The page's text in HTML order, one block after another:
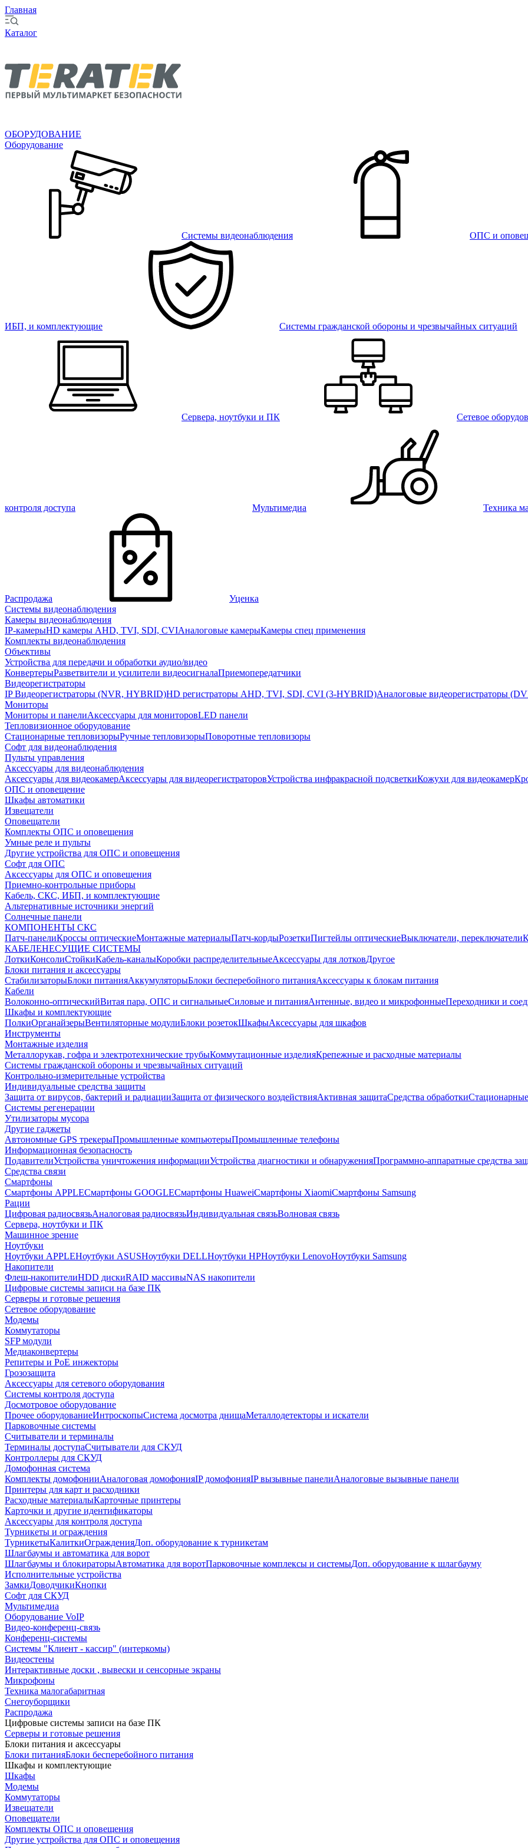
Главная
Каталог
ОБОРУДОВАНИЕ
Оборудование
Системы видеонаблюдения ОПС и
ИБП, и комплектующие Системы гражданской обороны и чрезвычайных ситуаций
Сервера, ноутбуки и ПК Сетевое
контроля доступа Мультимедиа Техника
Распродажа
Уценка
Системы видеонаблюдения
Камеры видеонаблюдения
IP-камерыHD камеры AHD, TVI, SDI, CVIАналоговые камерыКамеры спец применения
Комплекты видеонаблюдения
Объективы
Устройства для передачи и обработки аудио/видео
КонвертерыРазветвители и усилители видеосигналаПриемопередатчики
Видеорегистраторы
IP Видеорегистраторы (NVR, HYBRID)HD регистраторы AHD, TVI, SDI, CVI (3-HYBRID)Аналоговые видеорегистраторы
Мониторы
Мониторы и панелиАксессуары для мониторовLED панели
Тепловизионное оборудование
Стационарные тепловизорыРучные тепловизорыПоворотные тепловизоры
Софт для видеонаблюдения
Пульты управления
Аксессуары для видеонаблюдения
Аксессуары для видеокамерАксессуары для видеорегистраторовУстройства инфракрасной подсветкиКожухи для видеокамер
ОПС и оповещение
Шкафы автоматики
Извещатели
Оповещатели
Комплекты ОПС и оповещения
Умные реле и пульты
Другие устройства для ОПС и оповещения
Софт для ОПС
Аксессуары для ОПС и оповещения
Приемно-контрольные приборы
Кабель, СКС, ИБП, и комплектующие
Альтернативные источники энергий
Солнечные панели
КОМПОНЕНТЫ СКС
Патч-панелиКроссы оптическиеМонтажные материалыПатч-кордыРозеткиПигтейлы оптическиеВыключатели, переключатели
КАБЕЛЕНЕСУЩИЕ СИСТЕМЫ
ЛоткиКонсолиСтойкиКабель-каналыКоробки распределительныеАксессуары для лотковДругое
Блоки питания и аксессуары
СтабилизаторыБлоки питанияАккумуляторыБлоки бесперебойного питанияАксессуары к блокам питания
Кабели
Волоконно-оптическийВитая пара, ОПС и сигнальныеСиловые и питанияАнтенные, видео и микрофонныеПереходники и
Шкафы и комплектующие
ПолкиОрганайзерыВентиляторные модулиБлоки розетокШкафыАксессуары для шкафов
Инструменты
Монтажные изделия
Металлорукав, гофра и электротехнические трубыКоммутационные изделияКрепежные и расходные материалы
Системы гражданской обороны и чрезвычайных ситуаций
Контрольно-измерительные устройства
Индивидуальные средства защиты
Защита от вирусов, бактерий и радиацииЗащита от физического воздействияАктивная защитаСредства обработки
Системы регенерации
Утилизаторы мусора
Другие гаджеты
Автономные GPS трекерыПромышленные компьютерыПромышленные телефоны
Информационная безопасность
ПодавителиУстройства уничтожения информацииУстройства диагностики и обнаруженияПрограммно-аппаратные средства
Средства связи
Смартфоны
Смартфоны APPLEСмартфоны GOOGLEСмартфоны HuaweiСмартфоны XiaomiСмартфоны Samsung
Рации
Цифровая радиосвязьАналоговая радиосвязьИндивидуальная связьВолновая связь
Сервера, ноутбуки и ПК
Машинное зрение
Ноутбуки
Ноутбуки APPLEНоутбуки ASUSНоутбуки DELLНоутбуки HPНоутбуки LenovoНоутбуки Samsung
Накопители
Флеш-накопителиHDD дискиRAID массивыNAS накопители
Цифровые системы записи на базе ПК
Серверы и готовые решения
Сетевое оборудование
Модемы
Коммутаторы
SFP модули
Медиаконвертеры
Репитеры и PoE инжекторы
Грозозащита
Аксессуары для сетевого оборудования
Системы контроля доступа
Досмотровое оборудование
Прочее оборудованиеИнтроскопыСистема досмотра днищаМеталлодетекторы и искатели
Парковочные системы
Считыватели и терминалы
Терминалы доступаСчитыватели для СКУД
Контроллеры для СКУД
Домофонная система
Комплекты домофонииАналоговая домофонияIP домофонияIP вызывные панелиАналоговые вызывные панели
Принтеры для карт и расходники
Расходные материалыКарточные принтеры
Карточки и другие идентификаторы
Аксессуары для контроля доступа
Турникеты и ограждения
ТурникетыКалиткиОгражденияДоп. оборудование к турникетам
Шлагбаумы и автоматика для ворот
Шлагбаумы и блокираторыАвтоматика для воротПарковочные комплексы и системыДоп. оборудование к шлагбауму
Исполнительные устройства
ЗамкиДоводчикиКнопки
Софт для СКУД
Мультимедиа
Оборудование VoIP
Видео-конференц-связь
Конференц-системы
Системы "Клиент - кассир" (интеркомы)
Видеостены
Интерактивные доски , вывески и сенсорные экраны
Микрофоны
Техника малогабаритная
Снегоуборщики
Распродажа
Цифровые системы записи на базе ПК
Серверы и готовые решения
Блоки питания и аксессуары
Блоки питанияБлоки бесперебойного питания
Шкафы и комплектующие
Шкафы
Модемы
Коммутаторы
Извещатели
Оповещатели
Комплекты ОПС и оповещения
Другие устройства для ОПС и оповещения